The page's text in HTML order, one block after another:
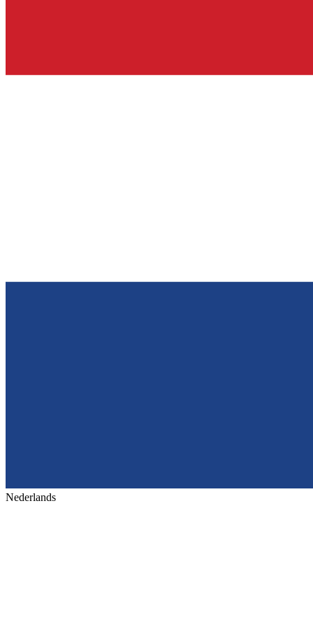
Nederlands